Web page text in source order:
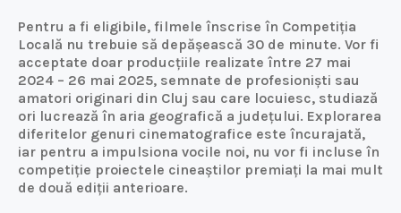
Pentru a fi eligibile, filmele înscrise în Competiția
Locală nu trebuie să depășească 30 de minute. Vor fi
acceptate doar producțiile realizate între 27 mai
2024 – 26 mai 2025, semnate de profesioniști sau
amatori originari din Cluj sau care locuiesc, studiază
ori lucrează în aria geografică a județului. Explorarea
diferitelor genuri cinematografice este încurajată,
iar pentru a impulsiona vocile noi, nu vor fi incluse în
competiție proiectele cineaștilor premiați la mai mult
de două ediții anterioare.